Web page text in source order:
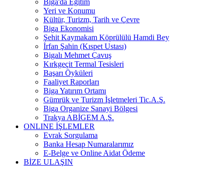
Biga'da Eğitim
Yeri ve Konumu
Kültür, Turizm, Tarih ve Çevre
Biga Ekonomisi
Şehit Kaymakam Köprülülü Hamdi Bey
İrfan Şahin (Kıspet Ustası)
Bigalı Mehmet Çavuş
Kırkgeçit Termal Tesisleri
Başarı Öyküleri
Faaliyet Raporları
Biga Yatırım Ortamı
Gümrük ve Turizm İşletmeleri Tic.A.Ş.
Biga Organize Sanayi Bölgesi
Trakya ABİGEM A.Ş.
ONLINE İŞLEMLER
Evrak Sorgulama
Banka Hesap Numaralarımız
E-Belge ve Online Aidat Ödeme
BİZE ULAŞIN